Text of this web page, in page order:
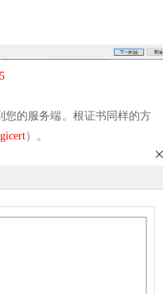
您的服务端。根证书同样的方
）。